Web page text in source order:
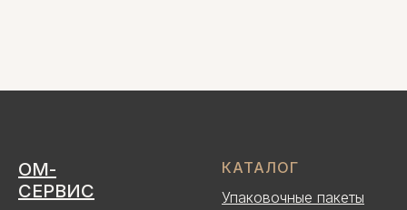
ОМ-
СЕРВИС
КАТАЛОГ
Упаковочные пакеты